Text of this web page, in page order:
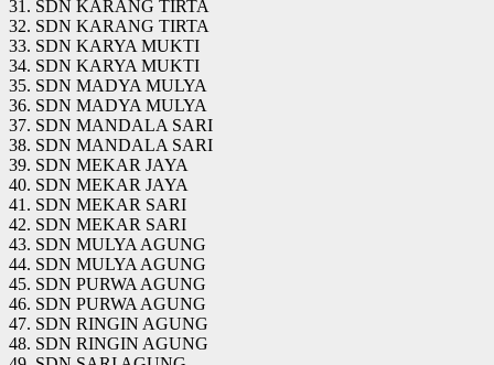
31. SDN KARANG TIRTA
32. SDN KARANG TIRTA
33. SDN KARYA MUKTI
34. SDN KARYA MUKTI
35. SDN MADYA MULYA
36. SDN MADYA MULYA
37. SDN MANDALA SARI
38. SDN MANDALA SARI
39. SDN MEKAR JAYA
40. SDN MEKAR JAYA
41. SDN MEKAR SARI
42. SDN MEKAR SARI
43. SDN MULYA AGUNG
44. SDN MULYA AGUNG
45. SDN PURWA AGUNG
46. SDN PURWA AGUNG
47. SDN RINGIN AGUNG
48. SDN RINGIN AGUNG